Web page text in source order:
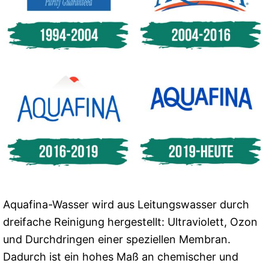
Aquafina-Wasser wird aus Leitungswasser durch
dreifache Reinigung hergestellt: Ultraviolett, Ozon
und Durchdringen einer speziellen Membran.
Dadurch ist ein hohes Maß an chemischer und